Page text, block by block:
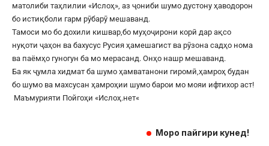
матолиби таҳлилии «Ислоҳ», аз ҷониби шумо дустону ҳаводорон
бо истиқболи гарм рӯбарӯ мешаванд.
Тамоси мо бо дохили кишвар,бо муҳоҷирони корӣ дар ақсо
нуқоти ҷаҳон ва бахусус Русия ҳамешагист ва рӯзона садҳо нома
ва паёмҳо гуногун ба мо мерасанд. Онҳо нашр мешаванд.
Ба як ҷумла хидмат ба шумо ҳамватанони гиромӣ,ҳамроҳ будан
бо шумо ва махсусан ҳамроҳии шумо барои мо мояи ифтихор аст!
Маъмурияти Пойгоҳи «Ислоҳ.нет«
Моро пайгири кунед!